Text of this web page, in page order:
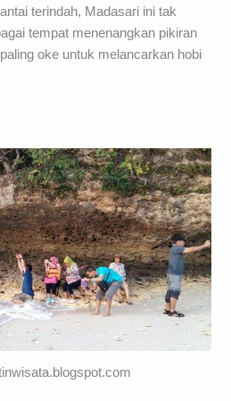
terindah, Madasari ini tak
tempat menenangkan pikiran
oke untuk melancarkan hobi